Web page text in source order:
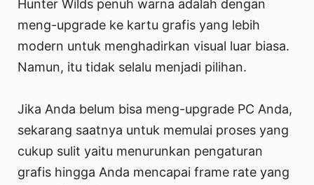
Hunter Wilds penuh warna adalah dengan
meng-upgrade ke kartu grafis yang lebih
modern untuk menghadirkan visual luar biasa.
Namun, itu tidak selalu menjadi pilihan.
Jika Anda belum bisa meng-upgrade PC Anda,
sekarang saatnya untuk memulai proses yang
cukup sulit yaitu menurunkan pengaturan
grafis hingga Anda mencapai frame rate yang